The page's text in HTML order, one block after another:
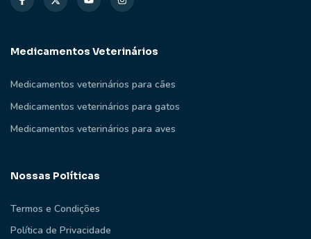
Medicamentos Veterinários
Medicamentos veterinários para cães
Medicamentos veterinários para gatos
Medicamentos veterinários para aves
Nossas Políticas
Termos e Condições
Política de Privacidade